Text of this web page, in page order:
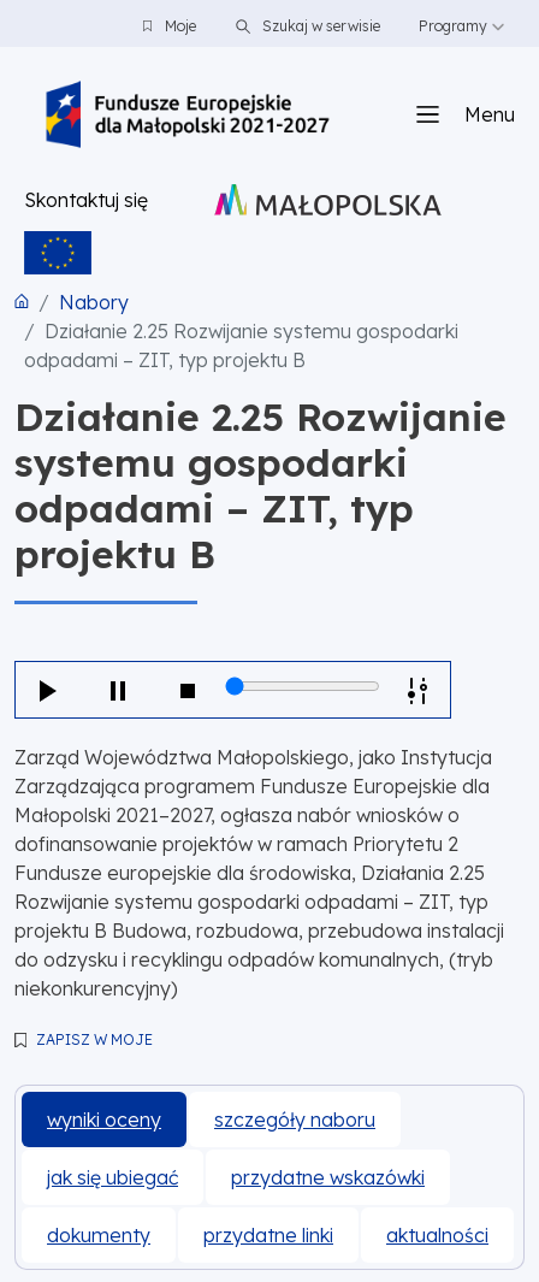
PRZEJDŹ DO TREŚCI
PRZEJDŹ DO MENUMoje Szukaj w serwisie Programy
Menu
Skontaktuj się
Nabory
Działanie 2.25 Rozwijanie systemu gospodarki
odpadami – ZIT, typ projektu B
Działanie 2.25 Rozwijanie
systemu gospodarki
odpadami – ZIT, typ
projektu B
Zarząd Województwa Małopolskiego, jako Instytucja
Zarządzająca programem Fundusze Europejskie dla
Małopolski 2021–2027, ogłasza nabór wniosków o
dofinansowanie projektów w ramach Priorytetu 2
Fundusze europejskie dla środowiska, Działania 2.25
Rozwijanie systemu gospodarki odpadami – ZIT, typ
projektu B Budowa, rozbudowa, przebudowa instalacji
do odzysku i recyklingu odpadów komunalnych, (tryb
niekonkurencyjny)
ZAPISZ W MOJE
wyniki oceny szczegóły naboru
jak się ubiegać przydatne wskazówki
dokumenty przydatne linki aktualności